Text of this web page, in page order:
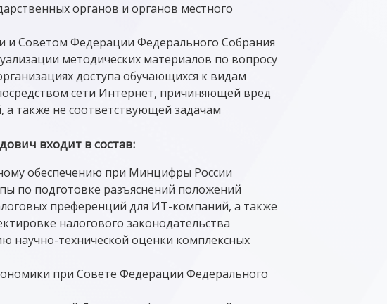
органов и органов местного
и Советом Федерации Федерального Собрания
методических материалов по вопросу
доступа обучающихся к видам
сети Интернет, причиняющей вред
также не соответствующей задачам
входит в состав:
обеспечению при Минцифры России
по подготовке разъяснений положений
преференций для ИТ-компаний, а также
налогового законодательства
научно-технической оценки комплексных
при Совете Федерации Федерального